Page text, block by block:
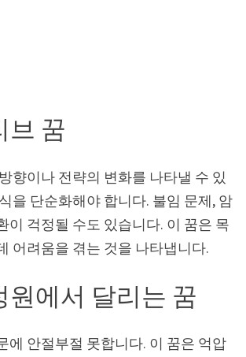
브 꿈
향이나 전략의 변화를 나타낼 수 있
을 단순화해야 합니다. 불임 문제, 암
이 걱정될 수도 있습니다. 이 꿈은 목
어려움을 겪는 것을 나타냅니다.
원에서 달리는 꿈
에 안절부절 못합니다. 이 꿈은 억압